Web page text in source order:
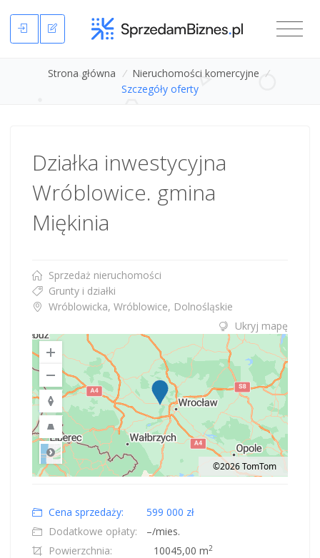
Strona główna / Nieruchomości komercyjne /
Szczegóły oferty
Działka inwestycyjna
Wróblowice. gmina
Miękinia
Sprzedaż nieruchomości
Grunty i działki
Wróblowicka, Wróblowice, Dolnośląskie
Ukryj mapę
Road
©2026 TomTom
Cena sprzedaży:
599 000 zł
Dodatkowe opłaty:
–/mies.
Powierzchnia:
10045,00 m2